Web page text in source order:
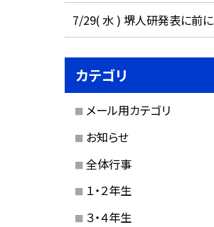
7/29( 水 ) 堺人研発表に前に
カテゴリ
メール用カテゴリ
お知らせ
全体行事
１・２年生
３・４年生